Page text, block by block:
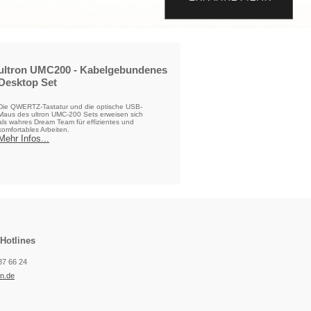
UMC200 - Kabelgebundenes
Set
QWERTZ-Tastatur und die optische USB-
des ultron UMC-200 Sets erweisen sich
wahres Dream Team für effizientes und
Arbeiten.
Infos...
66 24